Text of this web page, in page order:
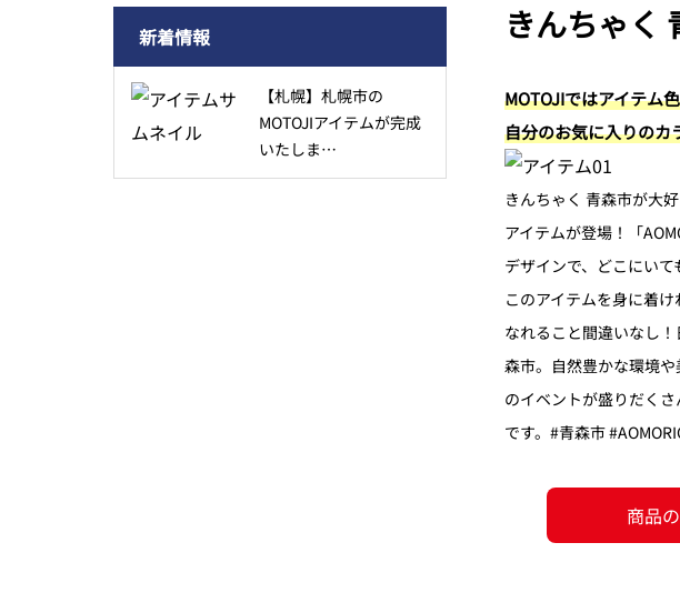
新着情報
【札幌】札幌市の
MOTOJIアイテムが完成
いたしま…
きんちゃく
MOTOJIではアイテム
自分のお気に入りのカ
きんちゃく 青森市が大
アイテムが登場！「
デザインで、どこにいて
このアイテムを身に着
なれること間違いなし
森市。自然豊かな環境
のイベントが盛りだく
です。#青森市
商品